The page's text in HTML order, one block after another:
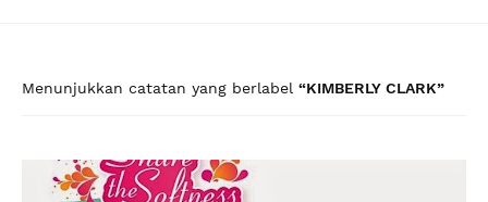
Menunjukkan catatan yang berlabel KIMBERLY CLARK